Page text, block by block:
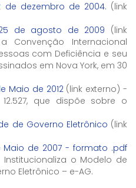
de dezembro de 2004. (link
de agosto de 2009 (link
Convenção Internacional
com Deficiência e seu
em Nova York, em 30
Maio de 2012(link externo) -
que dispõe sobre o
de Governo Eletrônico (link
Maio de 2007 - formato .pdf
Institucionaliza o Modelo de
Eletrônico – e-AG.